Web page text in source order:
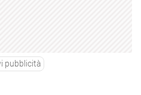
pubblicità